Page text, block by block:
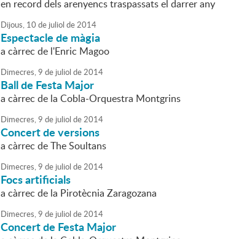
en record dels arenyencs traspassats el darrer any
Dijous, 10 de juliol de2014
Espectacle de màgia
a càrrec de l'Enric Magoo
Dimecres,9 de juliol de2014
Ball de Festa Major
a càrrec de la Cobla-Orquestra Montgrins
Dimecres,9 de juliol de2014
Concert de versions
a càrrec de The Soultans
Dimecres,9 de juliol de2014
Focs artificials
a càrrec de la Pirotècnia Zaragozana
Dimecres,9 de juliol de2014
Concert de Festa Major